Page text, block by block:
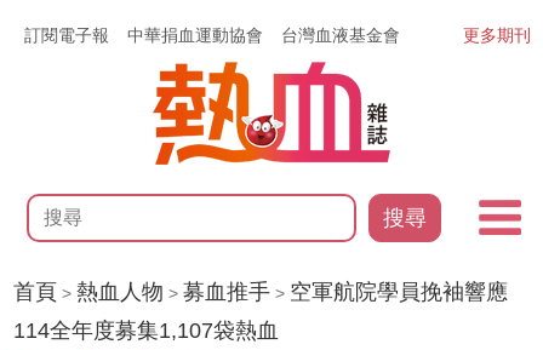
訂閱電子報 中華捐血運動協會 台灣血液基金會
搜尋
更多期刊
首頁 >熱血人物 >募血推手 > 空軍航院學員挽袖響應
114全年度募集1,107袋熱血